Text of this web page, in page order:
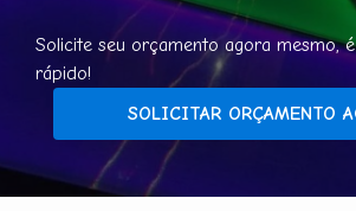
Solicite seu orçamento agora mesmo,
rápido!
SOLICITAR ORÇAMENTO